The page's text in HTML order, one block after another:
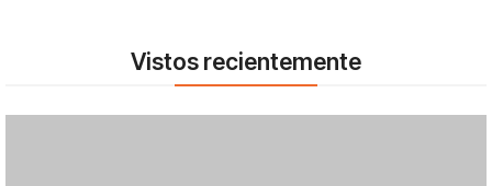
Vistos recientemente